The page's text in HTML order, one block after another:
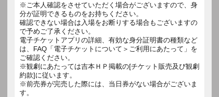
※ご本人確認をさせていただく場合がございますので、身
分が証明できるものをお持ちください。
確認できない場合は入場をお断りする場合もございますの
で予めご了承ください。
電子チケットアプリの詳細、有効な身分証明書の種類など
は、FAQ「電子チケットについて＞ご利用にあたって」を
ご確認ください。
※観劇にあたっては吉本ＨＰ掲載の[チケット販売及び観劇
約款]に従います。
※前売券が完売した際には、当日券がない場合がございま
す。